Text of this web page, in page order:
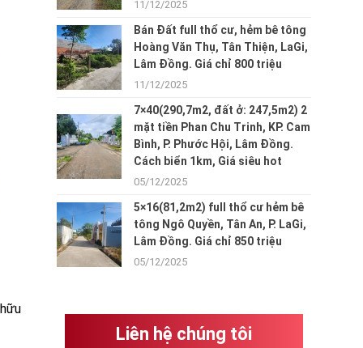
11/12/2025
Bán Đất full thổ cư, hẻm bê tông
Hoàng Văn Thụ, Tân Thiện, LaGi,
Lâm Đồng. Giá chỉ 800 triệu
11/12/2025
7×40(290,7m2, đất ở: 247,5m2) 2
mặt tiền Phan Chu Trinh, KP. Cam
Bình, P. Phước Hội, Lâm Đồng.
Cách biển 1km, Giá siêu hot
05/12/2025
5×16(81,2m2) full thổ cư hẻm bê
tông Ngô Quyền, Tân An, P. LaGi,
Lâm Đồng. Giá chỉ 850 triệu
05/12/2025
Liên hệ chúng tôi